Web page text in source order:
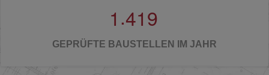
1 .419
GEPRÜFTE BAUSTELLEN IM JAHR